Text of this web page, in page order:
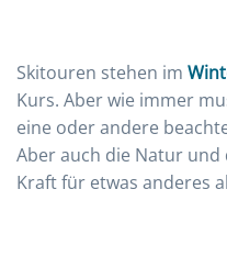
Skitouren stehen im
Kurs. Aber wie immer
eine oder andere
Aber auch die Natur und
Kraft für etwas anderes